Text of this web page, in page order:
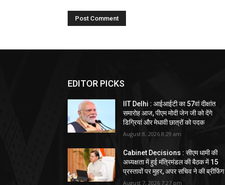
EDITOR PICKS
IIT Delhi : आईआईटी का 57वां दीक्षांत
समारोह आज, पीएम मोदी जेन जी को देंगे
डिग्रियां और मेधावी छात्रों को पदक
August 8, 2026 8:29 am
Cabinet Decisions : सीएम धामी की
अध्यक्षता में हुई मंत्रिमंडल की बैठक में 15
प्रस्तावों पर मुहर, अपर सचिव ने की ब्रीफिंग
August 7, 2026 7:27 pm